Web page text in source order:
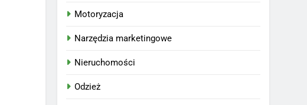
Motoryzacja
Narzędzia marketingowe
Nieruchomości
Odzież